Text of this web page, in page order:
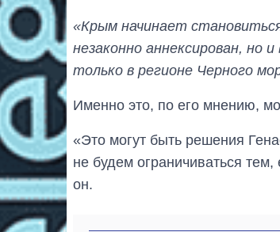
«Крым начинает
незаконно аннексирован, но
только в регионе Черного
Именно это, по его мнению,
«Это могут быть решения
не будем ограничиваться
он.